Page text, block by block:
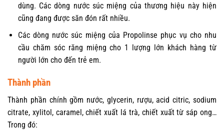
dùng. Các dòng nước súc miệng của thương hiệu này hiện
cũng đang được săn đón rất nhiều.
Các dòng nước súc miệng của Propolinse phục vụ cho nhu
cầu chăm sóc răng miệng cho 1 lượng lớn khách hàng từ
người lớn cho đến trẻ em.
Thành phần
Thành phần chính gồm nước, glycerin, rượu, acid citric, sodium
citrate, xylitol, caramel, chiết xuất lá trà, chiết xuất từ sáp ong…
Trong đó: